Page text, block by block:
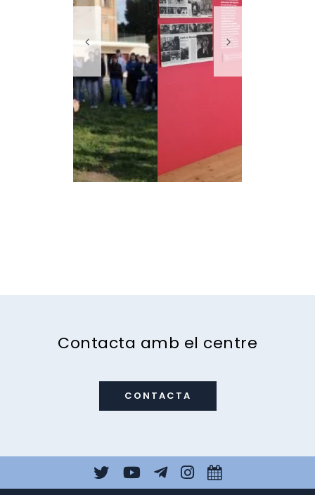
Contacta amb el centre
CONTACTA